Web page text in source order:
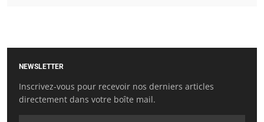
NEWSLETTER
Inscrivez-vous pour recevoir nos derniers articles
directement dans votre boîte mail.